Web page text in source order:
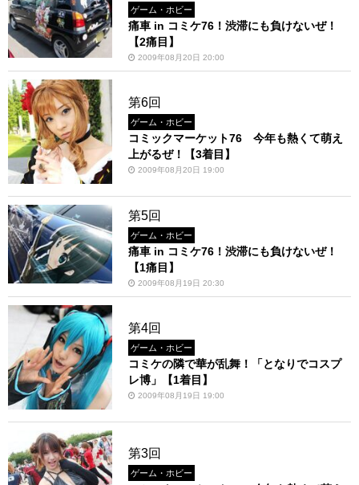
ゲーム・ホビー
痛車 in コミケ76！渋滞にも負けないぜ！
【2痛目】
2009年08月20日 20:00
第6回
ゲーム・ホビー
コミックマーケット76 今年も熱くて萌え
上がるぜ！【3着目】
2009年08月20日 19:00
第5回
ゲーム・ホビー
痛車 in コミケ76！渋滞にも負けないぜ！
【1痛目】
2009年08月19日 20:30
第4回
ゲーム・ホビー
コミケの隣で華が乱舞！「となりでコスプ
レ博」【1着目】
2009年08月19日 19:00
第3回
ゲーム・ホビー